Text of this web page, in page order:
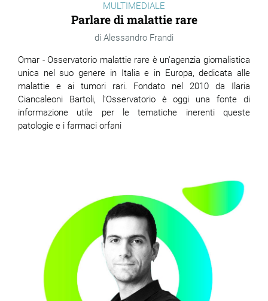
MULTIMEDIALE
Parlare di malattie rare
Alessandro Frandi
Omar - Osservatorio malattie rare è un'agenzia giornalistica
unica nel suo genere in Italia e in Europa, dedicata alle
malattie e ai tumori rari. Fondato nel 2010 da Ilaria
Ciancaleoni Bartoli, l'Osservatorio è oggi una fonte di
informazione utile per le tematiche inerenti queste
patologie e i farmaci orfani